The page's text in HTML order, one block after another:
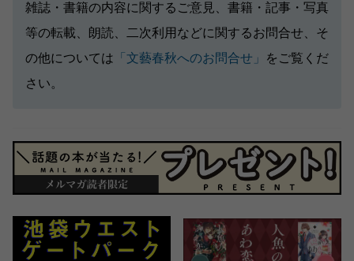
雑誌・書籍の内容に関するご意見、書籍・記事・写真
等の転載、朗読、二次利用などに関するお問合せ、そ
の他については 「文藝春秋へのお問合せ」
をご覧くだ
さい。